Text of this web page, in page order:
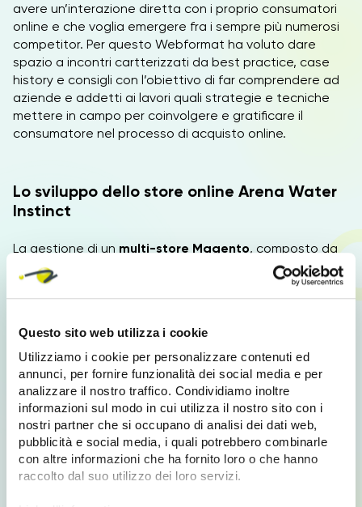
Questo sito web utilizza i cookie
Utilizziamo i cookie per personalizzare contenuti ed
annunci, per fornire funzionalità dei social media e per
analizzare il nostro traffico. Condividiamo inoltre
informazioni sul modo in cui utilizza il nostro sito con i
nostri partner che si occupano di analisi dei dati web,
pubblicità e social media, i quali potrebbero combinarle
con altre informazioni che ha fornito loro o che hanno
raccolto dal suo utilizzo dei loro servizi.
avere un’interazione diretta con i proprio consumatori
online e che voglia emergere fra i sempre più numerosi
competitor. Per questo Webformat ha voluto dare
spazio a incontri cartterizzati da best practice, case
history e consigli con l’obiettivo di far comprendere ad
aziende e addetti ai lavori quali strategie e tecniche
mettere in campo per coinvolgere e gratificare il
consumatore nel processo di acquisto online.
Lo sviluppo dello store online Arena Water
Instinct
La gestione di un multi-store Magento, composto da
decine di store-view e dinamiche differenti, nasconde
spesso gestioni complesse e tutt’altro che banali.
In molti conoscono o hanno addirittura affrontato
numero di prodotti gestiti, mentre sono pochi quelli che
hanno potuto valutare i side-effect e l’overhead
necessari per gestire una gerarchia di store così
complessa all’interno della stessa installazione, sia in
fatto di performance che di costi di aggiornamento.
Avere a che fare con unostore internazionale
costringe inoltre a lavorare su un sistema praticamente
sempre “carico”, in quanto il gran numero di utenti e di
acquisti, la cui distribuzione è concentrata in alcune ore